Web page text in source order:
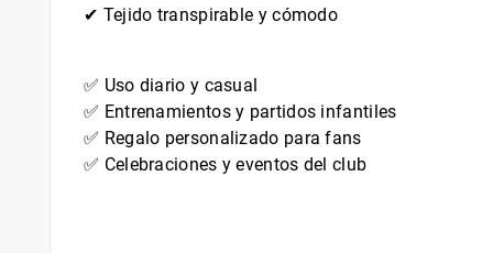
✔ Tejido transpirable y cómodo
✅ Uso diario y casual
✅ Entrenamientos y partidos infantiles
✅ Regalo personalizado para fans
✅ Celebraciones y eventos del club